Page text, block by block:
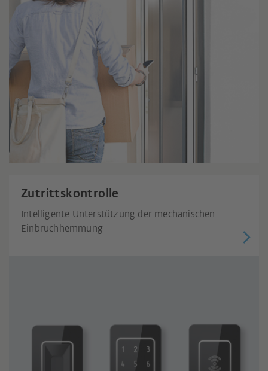
Zutrittskontrolle
Intelligente Unterstützung der mechanischen
Einbruchhemmung